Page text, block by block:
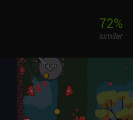
72%
similar